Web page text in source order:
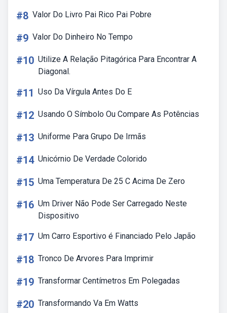
#8 Valor Do Livro Pai Rico Pai Pobre
#9 Valor Do Dinheiro No Tempo
#10 Utilize A Relação Pitagórica Para Encontrar A
Diagonal.
#11 Uso Da Vírgula Antes Do E
#12 Usando O Símbolo Ou Compare As Potências
#13 Uniforme Para Grupo De Irmãs
#14 Unicórnio De Verdade Colorido
#15 Uma Temperatura De 25 C Acima De Zero
#16 Um Driver Não Pode Ser Carregado Neste
Dispositivo
#17 Um Carro Esportivo é Financiado Pelo Japão
#18 Tronco De Arvores Para Imprimir
#19 Transformar Centímetros Em Polegadas
#20 Transformando Va Em Watts